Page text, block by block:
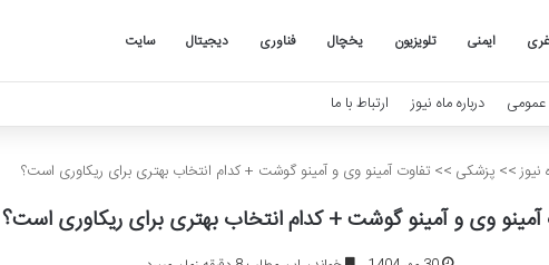
ایمنی تلویزیون یخچال فناوری دیجیتال سایت
عمومی درباره ماه نیوز ارتباط با ما
نیوز>> پزشکی >> تفاوت آمینو وی و آمینو گوشت + کدام انتخاب بهتری برای ریکاوری است؟
وی و آمینو گوشت + کدام انتخاب بهتری برای ریکاوری است؟